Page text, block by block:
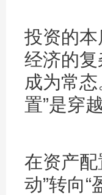
投资的
经济的
成为常
置”是穿
在资产
动”转向